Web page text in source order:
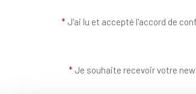
* J'ai lu et accepté l'accord de
* Je souhaite recevoir votre